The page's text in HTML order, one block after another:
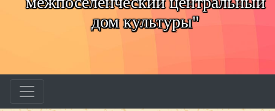
дом культуры"